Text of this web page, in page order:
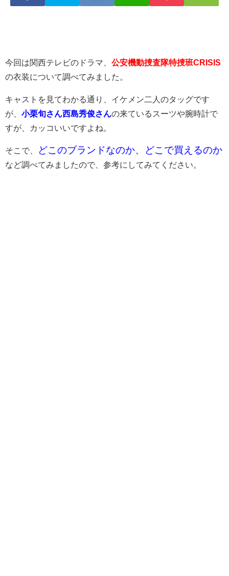
今回は関西テレビのドラマ、 公安機動捜査隊特捜班CRISIS
の衣装について調べてみました。
キャストを見てわかる通り、イケメン二人のタッグです
が、 小栗旬さん西島秀俊さんの来ているスーツや腕時計で
すが、カッコいいですよね。
そこで、 どこのブランドなのか、どこで買えるのか
など調べてみましたので、参考にしてみてください。